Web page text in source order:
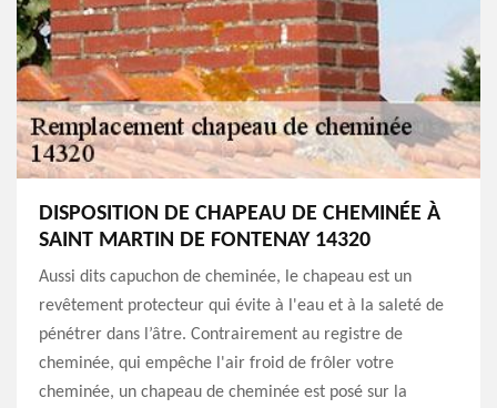
DISPOSITION DE CHAPEAU DE CHEMINÉE À
SAINT MARTIN DE FONTENAY 14320
Aussi dits capuchon de cheminée, le chapeau est un
revêtement protecteur qui évite à l'eau et à la saleté de
pénétrer dans l’âtre. Contrairement au registre de
cheminée, qui empêche l'air froid de frôler votre
cheminée, un chapeau de cheminée est posé sur la